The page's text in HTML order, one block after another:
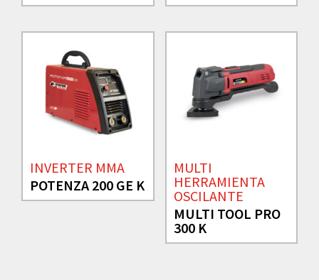
INVERTER MMA
POTENZA 200 GE K
MULTI
HERRAMIENTA
OSCILANTE
MULTI TOOL PRO
300 K